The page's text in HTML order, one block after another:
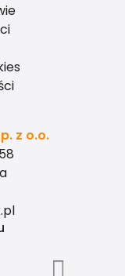
z o.o.